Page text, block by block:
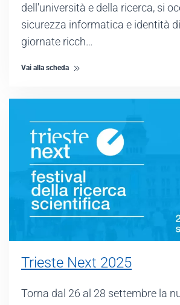
dell'università e della ricerca, si
sicurezza informatica e identità
giornate ricch…
Vai alla scheda
Trieste Next 2025
Torna dal 26 al 28 settembre la